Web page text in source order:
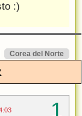
:)
Corea del Norte